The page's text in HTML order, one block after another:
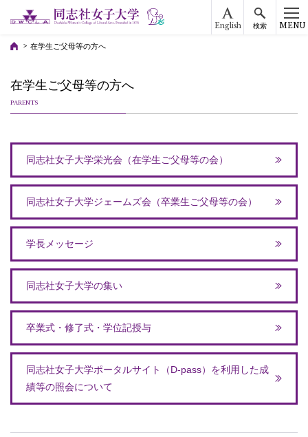
English 検索 MENU
在学生ご父母等の方へ
在学生ご父母等の方へ
PARENTS
同志社女子大学栄光会（在学生ご父母等の会）
同志社女子大学ジェームズ会（卒業生ご父母等の会）
学長メッセージ
同志社女子大学の集い
卒業式・修了式・学位記授与
同志社女子大学ポータルサイト（D-pass）を利用した成
績等の照会について